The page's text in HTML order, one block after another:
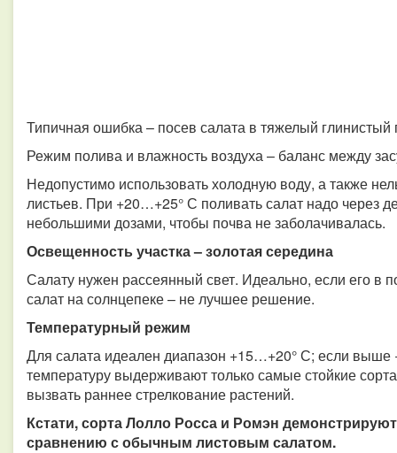
Типичная ошибка – посев салата в тяжелый глинистый
Режим полива и влажность воздуха – баланс между
Недопустимо использовать холодную воду, а также
листьев. При +20…+25° С поливать салат надо через
небольшими дозами, чтобы почва не заболачивалась.
Освещенность участка – золотая середина
Салату нужен рассеянный свет. Идеально, если его в
салат на солнцепеке – не лучшее решение.
Температурный режим
Для салата идеален диапазон +15…+20° С; если выше
температуру выдерживают только самые стойкие
вызвать раннее стрелкование растений.
Кстати, сорта Лолло Росса и Ромэн
сравнению с обычным листовым салатом.